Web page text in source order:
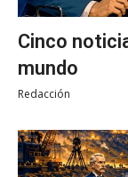
Cinco
mundo
Redacción